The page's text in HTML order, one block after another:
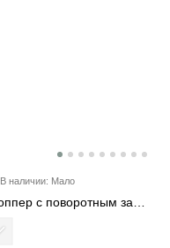
В наличии: Мало